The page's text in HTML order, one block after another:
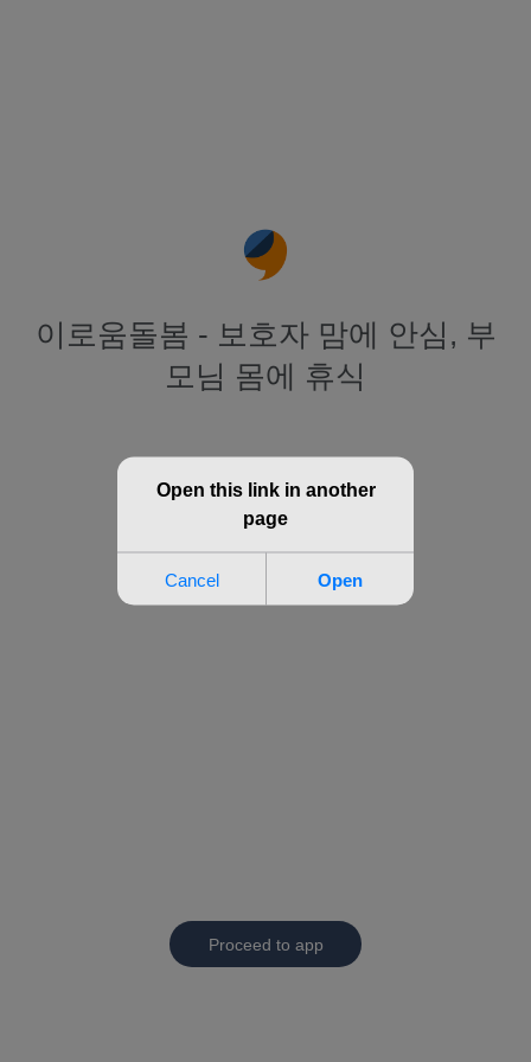
이로움돌봄 - 보호자 맘에 안심, 부
모님 몸에 휴식
Proceed to app